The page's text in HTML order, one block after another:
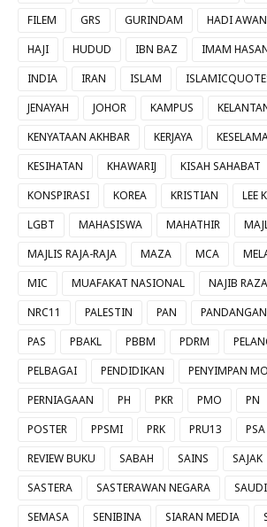
FILEM
GRS GURINDAM HADI
HAJI
HUDUD IBN BAZ
IMAM
INDIA
IRAN ISLAM
JENAYAH
JOHOR KAMPUS
KENYATAAN AKHBAR
KERJAYA
KESIHATAN
KHAWARIJ KISAH SAHABAT
KONSPIRASI
KOREA KRISTIAN
LEE
LGBT
MAHASISWA MAHATHIR
MAJLIS RAJA-RAJA
MAZA MCA
MIC
MUAFAKAT NASIONAL NAJIB
NRC11
PALESTIN PAN
PAS
PBAKL PBBM PDRM
PELBAGAI
PENDIDIKAN
PENYIMPAN
PERNIAGAAN
PH PKR PMO PN
POSTER
PPSMI PRK PRU13 PSA
REVIEW BUKU
SABAH SAINS SAJAK
SASTERA
SASTERAWAN NEGARA SAUDI
SEMASA
SENIBINA SIARAN MEDIA